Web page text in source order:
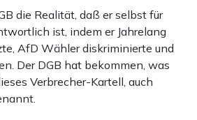
die Realität, daß er selbst für
ist, indem er Jahrelang
AfD Wähler diskriminierte und
Der DGB hat bekommen, was
Verbrecher-Kartell, auch